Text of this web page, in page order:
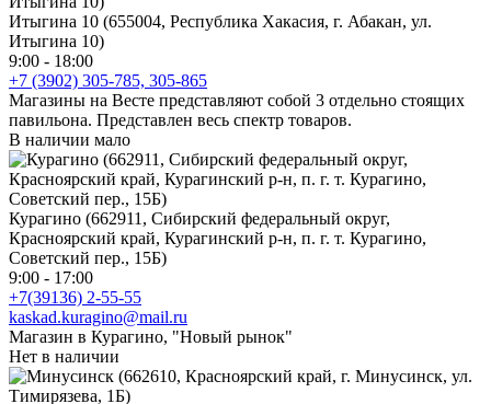
Итыгина 10 (655004, Республика Хакасия, г. Абакан, ул.
Итыгина 10)
9:00 - 18:00
+7 (3902) 305-785, 305-865
Магазины на Весте представляют собой 3 отдельно стоящих
павильона. Представлен весь спектр товаров.
В наличии мало
Курагино (662911, Сибирский федеральный округ,
Красноярский край, Курагинский р-н, п. г. т. Курагино,
Советский пер., 15Б)
9:00 - 17:00
+7(39136) 2-55-55
kaskad.kuragino@mail.ru
Магазин в Курагино, "Новый рынок"
Нет в наличии